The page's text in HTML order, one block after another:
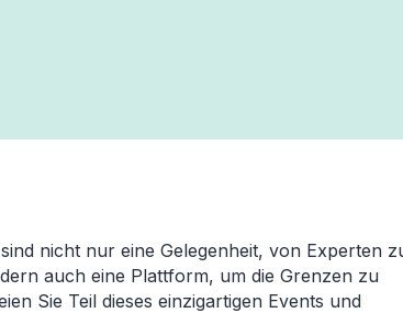
nicht nur eine Gelegenheit, von Experten
auch eine Plattform, um die Grenzen zu
Sie Teil dieses einzigartigen Events und